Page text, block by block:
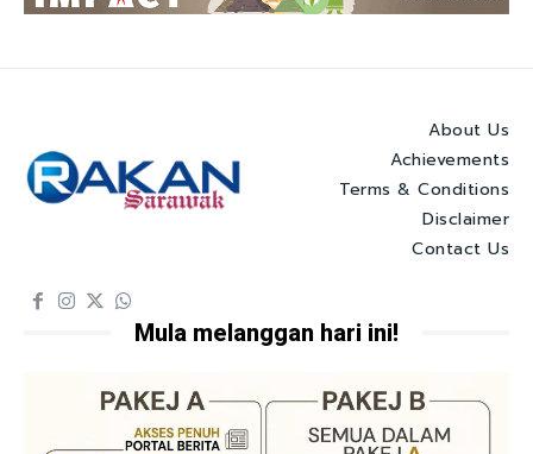
About Us
Achievements
Terms & Conditions
Disclaimer
Contact Us
Mula melanggan hari ini!